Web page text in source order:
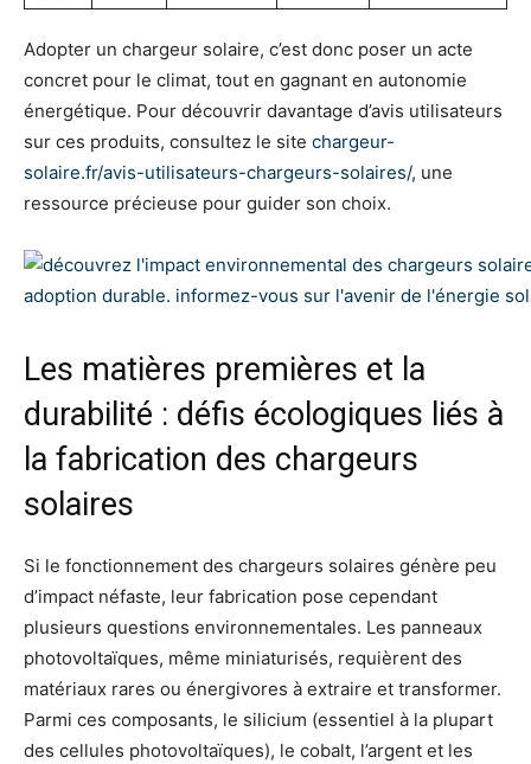
Adopter un chargeur solaire, c’est donc poser un acte
concret pour le climat, tout en gagnant en autonomie
énergétique. Pour découvrir davantage d’avis utilisateurs
sur ces produits, consultez le site chargeur-
solaire.fr/avis-utilisateurs-chargeurs-solaires/, une
ressource précieuse pour guider son choix.
Les matières premières et la
durabilité : défis écologiques liés à
la fabrication des chargeurs
solaires
Si le fonctionnement des chargeurs solaires génère peu
d’impact néfaste, leur fabrication pose cependant
plusieurs questions environnementales. Les panneaux
photovoltaïques, même miniaturisés, requièrent des
matériaux rares ou énergivores à extraire et transformer.
Parmi ces composants, le silicium (essentiel à la plupart
des cellules photovoltaïques), le cobalt, l’argent et les